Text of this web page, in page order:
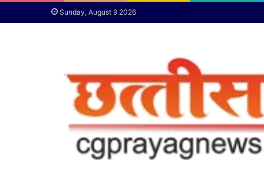
Sunday, August 9 2026